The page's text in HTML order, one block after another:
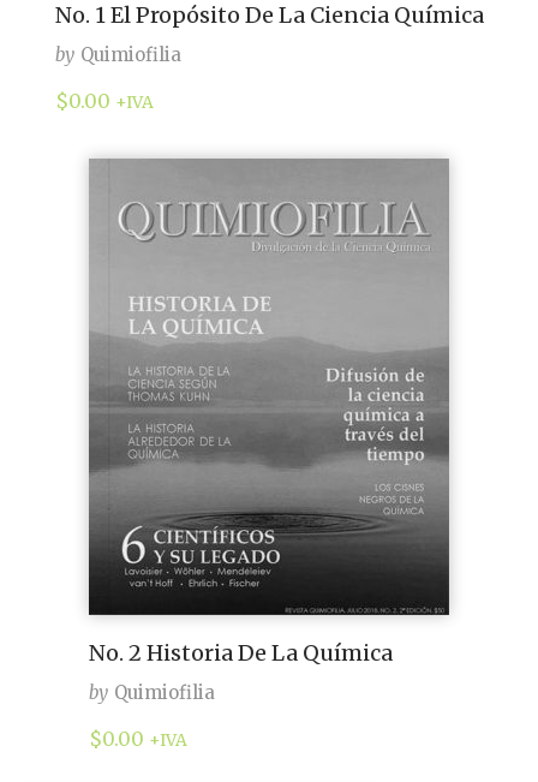
No. 1 El Propósito De La Ciencia Química
by Quimiofilia
$0.00 +IVA
No. 2 Historia De La Química
by Quimiofilia
$0.00 +IVA